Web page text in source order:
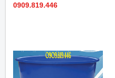
0909.819.446